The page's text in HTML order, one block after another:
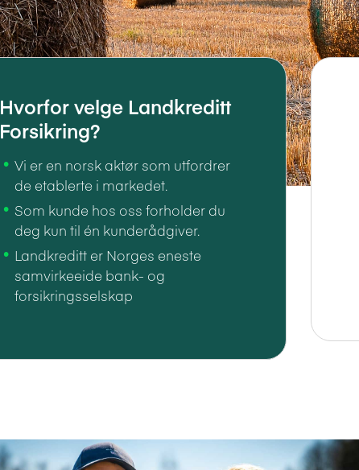
Hvorfor velge Landkreditt
Forsikring?
Vi er en norsk aktør som utfordrer
de etablerte i markedet.
Som kunde hos oss forholder du
deg kun til én kunderådgiver.
Landkreditt er Norges eneste
samvirkeeide bank- og
forsikringsselskap